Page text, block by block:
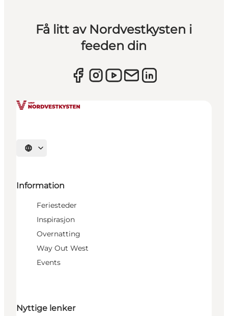
Få litt av Nordvestkysten i
feeden din
Velg språk
Information
Feriesteder
Inspirasjon
Overnatting
Way Out West
Events
Nyttige lenker